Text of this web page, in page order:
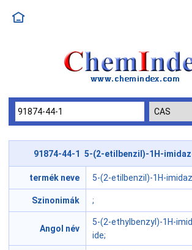
91874-44-1 5-(2-etilbenzil)-1H-
termék neve 5-(2-etilbenzil)-1H-
Szinonimák ;
Angol név
5-(2-ethylbenzyl)-1H-
ide;